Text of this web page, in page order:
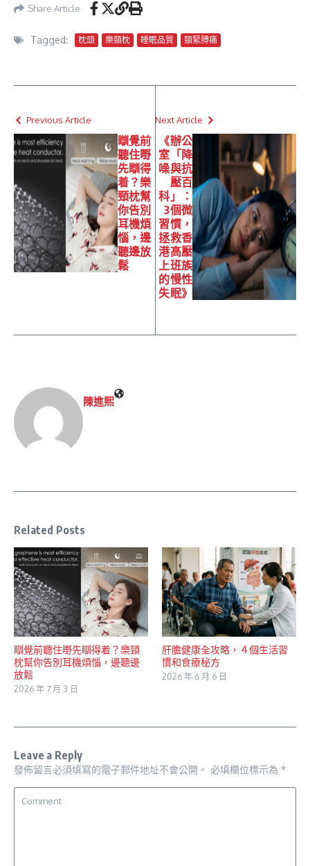
Share Article
Tagged: 枕頭 樂頸枕 睡眠品質 頸緊膊痛
Previous Article
瞓覺前
聽住嘢
先瞓得
着？樂
頸枕幫
你告別
耳機煩
惱，邊
聽邊放
鬆
Next Article
《辦公
室「降
噪與抗
壓百
科」：
3個微
習慣，
拯救香
港高壓
上班族
的慢性
失眠》
陳進𤋮
Related Posts
瞓覺前聽住嘢先瞓得着？樂頸
枕幫你告別耳機煩惱，邊聽邊
放鬆
2026 年 7 月 3 日
肝膽健康全攻略，４個生活習
慣和食療秘方
2026 年 6 月 6 日
Leave a Reply
發佈留言必須填寫的電子郵件地址不會公開。 必填欄位標示為 *